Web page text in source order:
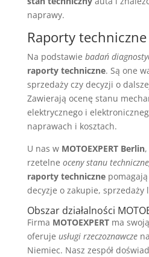
naprawy.
Raporty techniczne
Na podstawie badań
raporty techniczne. Są one
sprzedaży czy decyzji o
Zawierają ocenę stanu
elektrycznego i
naprawach i kosztach.
U nas w MOTOEXPERT Berlin,
rzetelne oceny stanu
raporty technicznepomagają
decyzje o zakupie,
Obszar działalności
Firma MOTOEXPERTma
oferuje usługi rzeczoznawcze
Niemiec. Nasz zespół